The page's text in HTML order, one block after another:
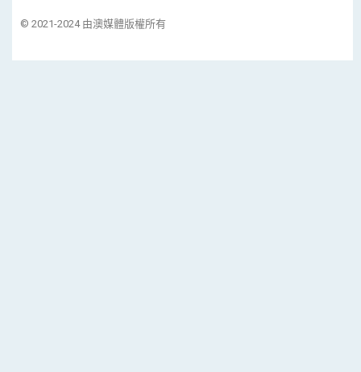
© 2021-2024 由澳媒體版權所有